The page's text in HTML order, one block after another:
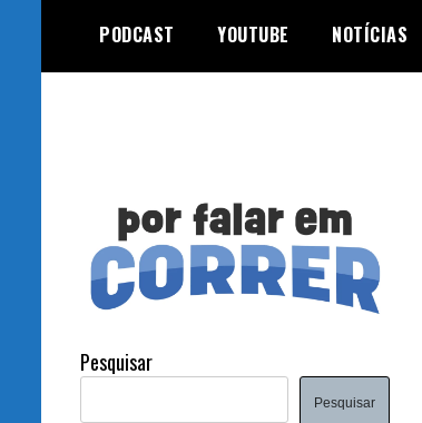
content
PODCAST YOUTUBE NOTÍCIAS
Pesquisar
Pesquisar